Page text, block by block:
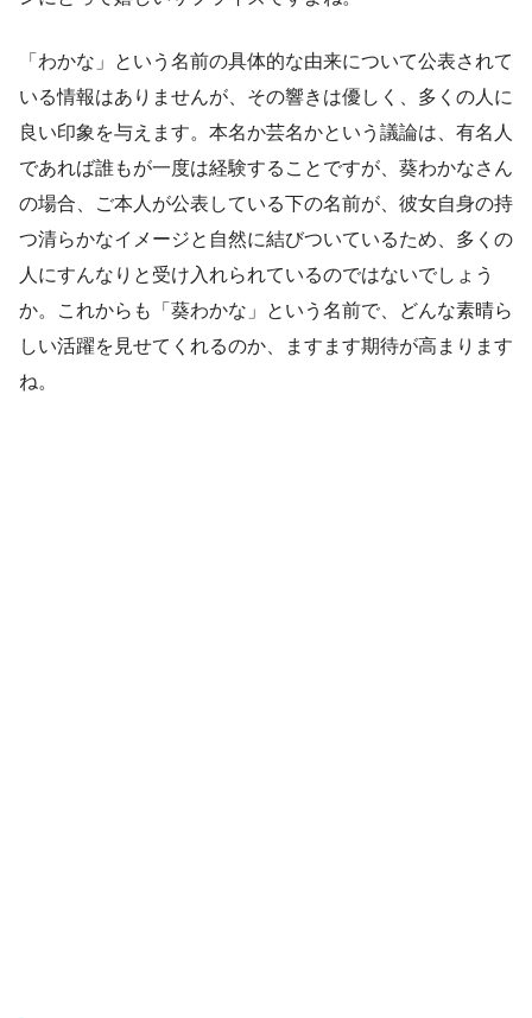
「わかな」という名前の具体的な由来について公表されて
いる情報はありませんが、その響きは優しく、多くの人に
良い印象を与えます。本名か芸名かという議論は、有名人
であれば誰もが一度は経験することですが、葵わかなさん
の場合、ご本人が公表している下の名前が、彼女自身の持
つ清らかなイメージと自然に結びついているため、多くの
人にすんなりと受け入れられているのではないでしょう
か。これからも「葵わかな」という名前で、どんな素晴ら
しい活躍を見せてくれるのか、ますます期待が高まります
ね。